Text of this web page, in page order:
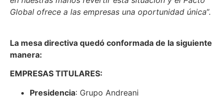
Global ofrece a las empresas una oportunidad única”.
La mesa directiva quedó conformada de la siguiente
manera:
EMPRESAS TITULARES:
Presidencia: Grupo Andreani